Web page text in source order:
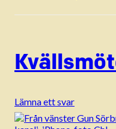
Lämna ett svar